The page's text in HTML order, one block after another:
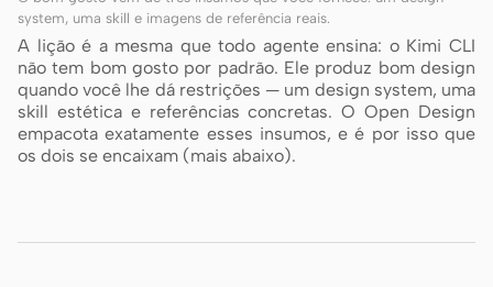
system, uma skill e imagens de referência reais.
A lição é a mesma que todo agente ensina: o Kimi CLI
não tem bom gosto por padrão. Ele produz bom design
quando você lhe dá restrições — um design system, uma
skill estética e referências concretas. O Open Design
empacota exatamente esses insumos, e é por isso que
os dois se encaixam (mais abaixo).